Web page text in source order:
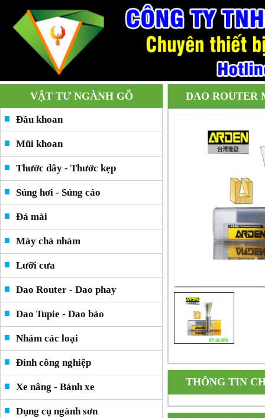
VẬT TƯ NGÀNH GỖ
Đầu khoan
Mũi khoan
Thước dây - Thước kẹp
Súng hơi - Súng cảo
Đá mài
Máy chà nhám
Lưỡi cưa
Dao Router - Dao phay
Dao Tupie - Dao bào
Nhám các loại
Đinh công nghiệp
Xe nâng - Bánh xe
Dụng cụ ngành sơn
DAO ROUTER
THÔNG TIN